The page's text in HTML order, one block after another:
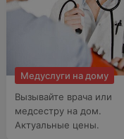
Медуслуги на дому
Вызывайте врача или
медсестру на дом.
Актуальные цены.